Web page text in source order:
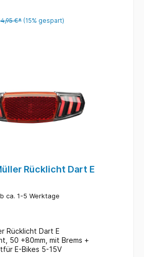
(Souplesse Konstruktion) für
Fahrgefühl bei
im Zusammenspiel
Karkasse
€* (15% gespart)
Rücklicht Dart E
ca. 1-5 Werktage
Rücklicht Dart E
50 +80mm, mit Brems +
E-Bikes 5-15V